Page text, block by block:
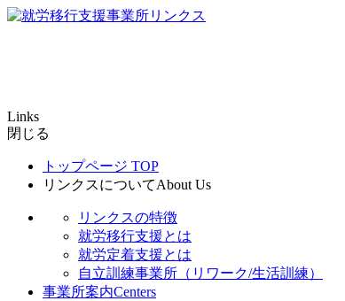
Links
閉じる
トップページ TOP
リンクスについてAbout Us
リンクスの特徴
就労移行支援とは
就労定着支援とは
自立訓練事業所（リワーク/生活訓練）
事業所案内Centers